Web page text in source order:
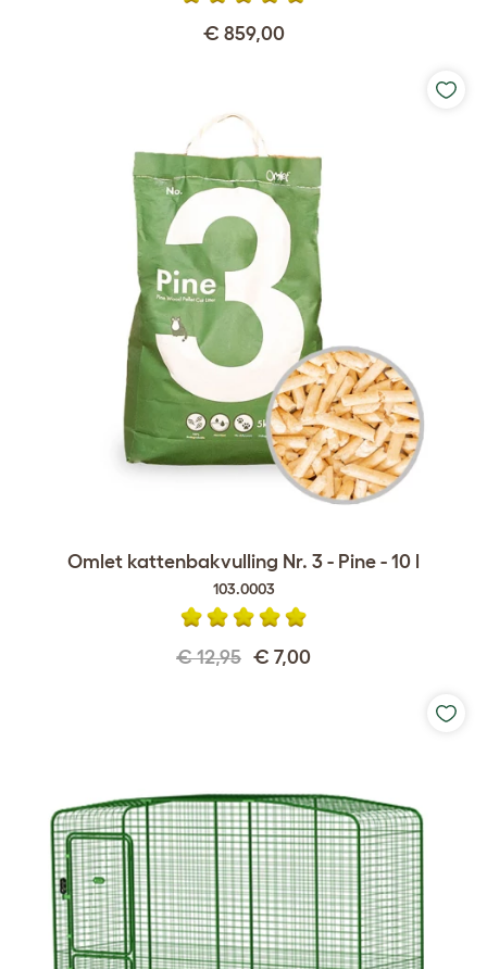
€ 859,00
Omlet kattenbakvulling Nr. 3 - Pine - 10 l
103.0003
€ 12,95 € 7,00